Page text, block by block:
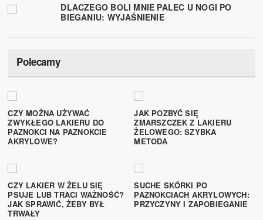
DLACZEGO BOLI MNIE PALEC U NOGI PO
BIEGANIU: WYJAŚNIENIE
Polecamy
CZY MOŻNA UŻYWAĆ
ZWYKŁEGO LAKIERU DO
PAZNOKCI NA PAZNOKCIE
AKRYLOWE?
JAK POZBYĆ SIĘ
ZMARSZCZEK Z LAKIERU
ŻELOWEGO: SZYBKA
METODA
CZY LAKIER W ŻELU SIĘ
PSUJE LUB TRACI WAŻNOŚĆ?
JAK SPRAWIĆ, ŻEBY BYŁ
TRWAŁY
SUCHE SKÓRKI PO
PAZNOKCIACH AKRYLOWYCH:
PRZYCZYNY I ZAPOBIEGANIE